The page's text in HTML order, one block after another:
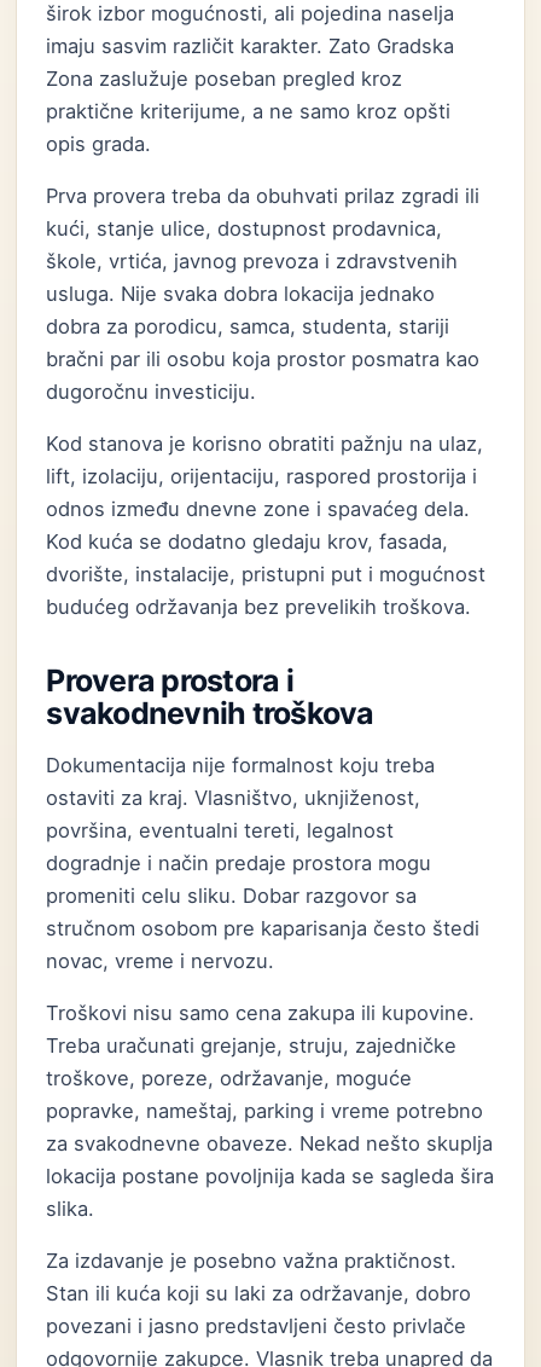
širok izbor mogućnosti, ali pojedina naselja
imaju sasvim različit karakter. Zato Gradska
Zona zaslužuje poseban pregled kroz
praktične kriterijume, a ne samo kroz opšti
opis grada.
Prva provera treba da obuhvati prilaz zgradi ili
kući, stanje ulice, dostupnost prodavnica,
škole, vrtića, javnog prevoza i zdravstvenih
usluga. Nije svaka dobra lokacija jednako
dobra za porodicu, samca, studenta, stariji
bračni par ili osobu koja prostor posmatra kao
dugoročnu investiciju.
Kod stanova je korisno obratiti pažnju na ulaz,
lift, izolaciju, orijentaciju, raspored prostorija i
odnos između dnevne zone i spavaćeg dela.
Kod kuća se dodatno gledaju krov, fasada,
dvorište, instalacije, pristupni put i mogućnost
budućeg održavanja bez prevelikih troškova.
Provera prostora i
svakodnevnih troškova
Dokumentacija nije formalnost koju treba
ostaviti za kraj. Vlasništvo, uknjiženost,
površina, eventualni tereti, legalnost
dogradnje i način predaje prostora mogu
promeniti celu sliku. Dobar razgovor sa
stručnom osobom pre kaparisanja često štedi
novac, vreme i nervozu.
Troškovi nisu samo cena zakupa ili kupovine.
Treba uračunati grejanje, struju, zajedničke
troškove, poreze, održavanje, moguće
popravke, nameštaj, parking i vreme potrebno
za svakodnevne obaveze. Nekad nešto skuplja
lokacija postane povoljnija kada se sagleda šira
slika.
Za izdavanje je posebno važna praktičnost.
Stan ili kuća koji su laki za održavanje, dobro
povezani i jasno predstavljeni često privlače
odgovornije zakupce. Vlasnik treba unapred da